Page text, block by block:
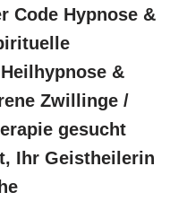
Code Hypnose &
&
Zwillinge /
gesucht
Ihr Geistheilerin